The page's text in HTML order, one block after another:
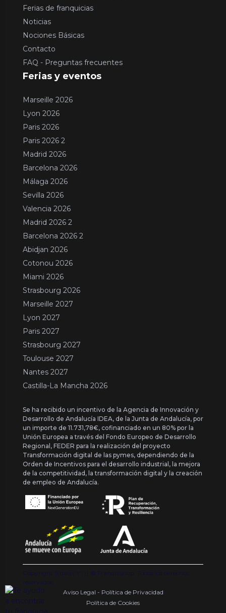
Ferias de franquicias
Noticias
Nociones Básicas
Contacto
FAQ - Preguntas frecuentes
Ferias y eventos
Marseille 2026
Lyon 2026
Paris 2026
Paris 2026 2
Madrid 2026
Barcelona 2026
Málaga 2026
Sevilla 2026
Valencia 2026
Madrid 2026 2
Barcelona 2026 2
Abidjan 2026
Cotonou 2026
Miami 2026
Strasbourg 2026
Marseille 2027
Lyon 2027
Paris 2027
Strasbourg 2027
Toulouse 2027
Nantes 2027
Castilla-La Mancha 2026
Se ha recibido un incentivo de la Agencia de Innovación y
Desarrollo de Andalucía IDEA, de la Junta de Andalucía, por
un importe de 11.731,78€, cofinanciado en un 80% por la
Unión Europea a través del Fondo Europeo de Desarrollo
Regional, FEDER para la realización del proyecto
Transformación digital de las pymes, dependiendo de la
Orden de Incentivos para el desarrollo industrial, la mejora
de la competitividad, la transformación digital y la creación
de empleo de Andalucía.
Copyright {{ date('Y') }} ® Franquishop. Todos los derechos
reservados
Aviso Legal - Política de Privacidad
Política de Cookies